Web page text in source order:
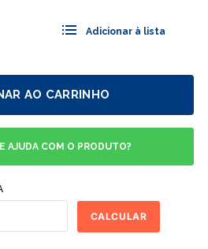
AO CARRINHO
AJUDA COM O PRODUTO?
CALCULAR